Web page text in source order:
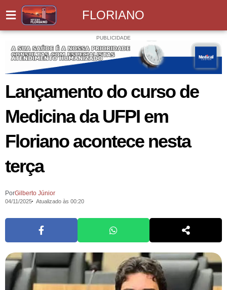
FLORIANO
PUBLICIDADE
Lançamento do curso de
Medicina da UFPI em
Floriano acontece nesta
terça
PorGilberto Júnior
04/11/2025 Atualizado às 00:20